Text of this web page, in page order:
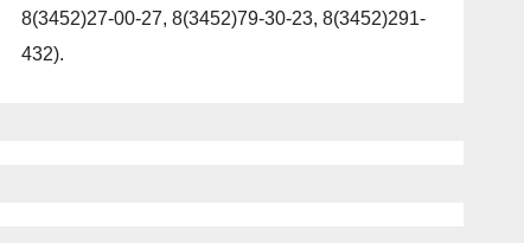
8(3452)27-00-27, 8(3452)79-30-23, 8(3452)291-
432).